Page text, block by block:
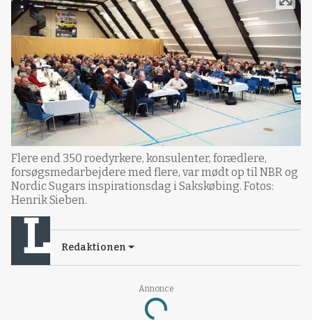
Annonce
Loading...
Flere end 350 roedyrkere, konsulenter, forædlere,
forsøgsmedarbejdere med flere, var mødt op til NBR og
Nordic Sugars inspirationsdag i Sakskøbing. Fotos:
Henrik Sieben.
Redaktionen